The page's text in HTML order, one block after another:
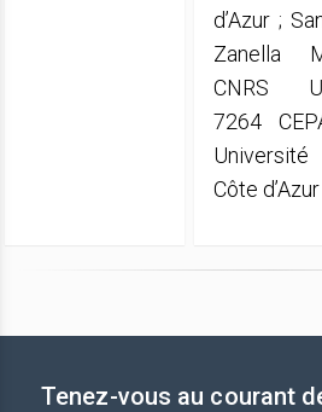
d’Azur ;
Zanella
CNRS
7264
Université
Côte d’Azur
Tenez-vous au courant